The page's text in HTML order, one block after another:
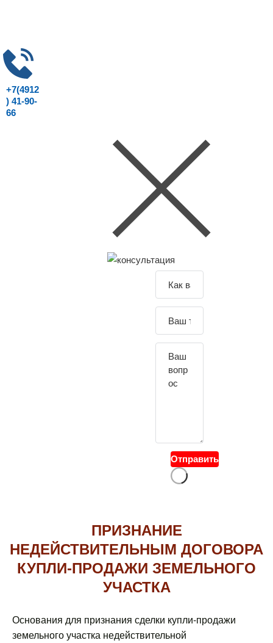
+7(4912
) 41-90-
66
Отправить
ПРИЗНАНИЕ
НЕДЕЙСТВИТЕЛЬНЫМ ДОГОВОРА
КУПЛИ-ПРОДАЖИ ЗЕМЕЛЬНОГО
УЧАСТКА
Основания для признания сделки купли-продажи
земельного участка недействительной